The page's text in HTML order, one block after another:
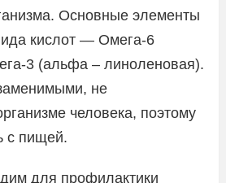
Основные элементы
кислот — Омега-6
3 (альфа – линоленовая).
не
человека, поэтому
с пищей.
для профилактики